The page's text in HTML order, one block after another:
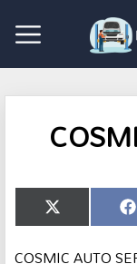
Share
on
X
(Twitter)
COSMIC AUTO